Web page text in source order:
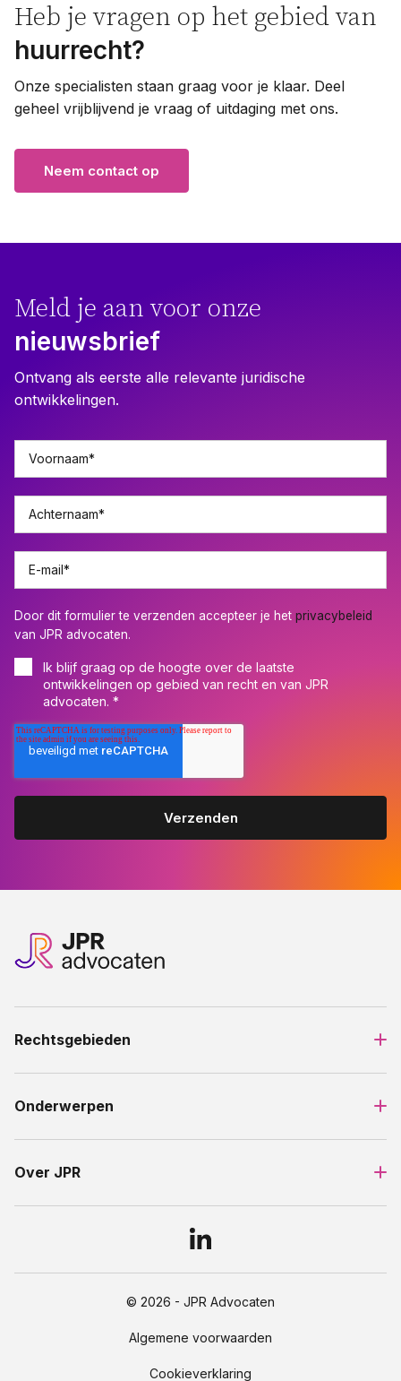
Heb je vragen op het gebied van
huurrecht?
Onze specialisten staan graag voor je klaar. Deel
geheel vrijblijvend je vraag of uitdaging met ons.
Neem contact op
Meld je aan voor onze
nieuwsbrief
Ontvang als eerste alle relevante juridische
ontwikkelingen.
Voornaam*
Achternaam*
E-mail*
Door dit formulier te verzenden accepteer je het privacybeleid
van JPR advocaten.
Ik blijf graag op de hoogte over de laatste
ontwikkelingen op gebied van recht en van JPR
advocaten. *
Rechtsgebieden
Onderwerpen
Over JPR
© 2026 - JPR Advocaten
Algemene voorwaarden
Cookieverklaring